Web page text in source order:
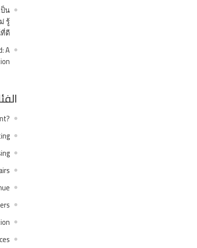
น
รู้
ดี
A
?Arts and Entertainment